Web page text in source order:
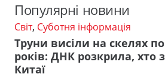
Популярні новини
Світ, Суботня інформація
Труни висіли на скелях
років: ДНК розкрила, хто
Китаї